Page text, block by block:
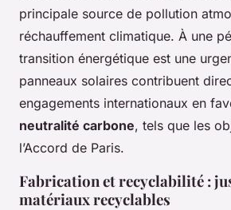
principale source de pollution
réchauffement climatique. À une
transition énergétique est une
panneaux solaires contribuent
engagements internationaux en
neutralité carbone, tels que les
l’Accord de Paris.
Fabrication et recyclabilité :
matériaux recyclables